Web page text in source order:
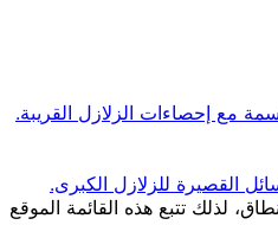
القصيرة للزلازل الكبرى.
لذلك تتبع هذه القائمة الموقع